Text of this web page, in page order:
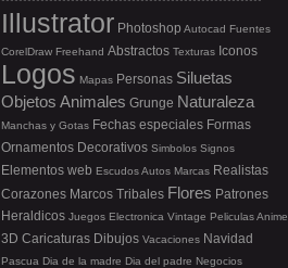
Illustrator Photoshop Autocad Fuentes
CorelDraw Freehand Abstractos Texturas Iconos
Logos Mapas Personas Siluetas
Objetos Animales Grunge Naturaleza
Manchas y Gotas Fechas especiales Formas
Ornamentos Decorativos Simbolos Signos
Elementos web EscudosAutos Marcas Realistas
Corazones Marcos Tribales Flores Patrones
Heraldicos Juegos Electronica Vintage PeliculasAnime
3D Caricaturas Dibujos Vacaciones Navidad
Pascua Dia de la madre Dia del padre Negocios